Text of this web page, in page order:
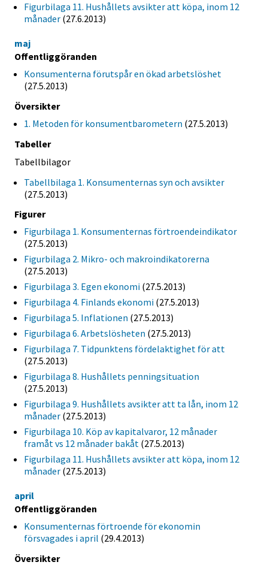
Figurbilaga 11. Hushållets avsikter att köpa, inom 12
månader (27.6.2013)
maj
Offentliggöranden
Konsumenterna förutspår en ökad arbetslöshet
(27.5.2013)
Översikter
1. Metoden för konsumentbarometern (27.5.2013)
Tabeller
Tabellbilagor
Tabellbilaga 1. Konsumenternas syn och avsikter
(27.5.2013)
Figurer
Figurbilaga 1. Konsumenternas förtroendeindikator
(27.5.2013)
Figurbilaga 2. Mikro- och makroindikatorerna
(27.5.2013)
Figurbilaga 3. Egen ekonomi (27.5.2013)
Figurbilaga 4. Finlands ekonomi (27.5.2013)
Figurbilaga 5. Inflationen (27.5.2013)
Figurbilaga 6. Arbetslösheten (27.5.2013)
Figurbilaga 7. Tidpunktens fördelaktighet för att
(27.5.2013)
Figurbilaga 8. Hushållets penningsituation
(27.5.2013)
Figurbilaga 9. Hushållets avsikter att ta lån, inom 12
månader (27.5.2013)
Figurbilaga 10. Köp av kapitalvaror, 12 månader
framåt vs 12 månader bakåt (27.5.2013)
Figurbilaga 11. Hushållets avsikter att köpa, inom 12
månader (27.5.2013)
april
Offentliggöranden
Konsumenternas förtroende för ekonomin
försvagades i april (29.4.2013)
Översikter